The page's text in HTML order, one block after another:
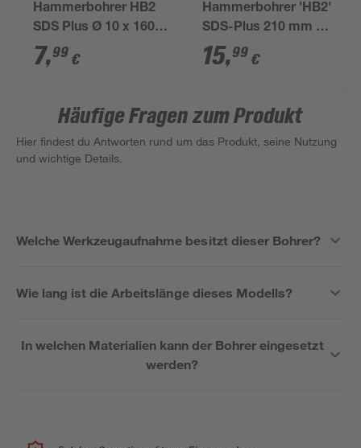
Hammerbohrer HB2
SDS Plus Ø 10 x 160
mm
7,99 €
Hammerbohrer 'HB2'
SDS-Plus 210 mm Ø
16 mm
15,99 €
Häufige Fragen zum Produkt
Hier findest du Antworten rund um das Produkt, seine Nutzung
und wichtige Details.
Welche Werkzeugaufnahme besitzt dieser Bohrer?
Wie lang ist die Arbeitslänge dieses Modells?
In welchen Materialien kann der Bohrer eingesetzt
werden?